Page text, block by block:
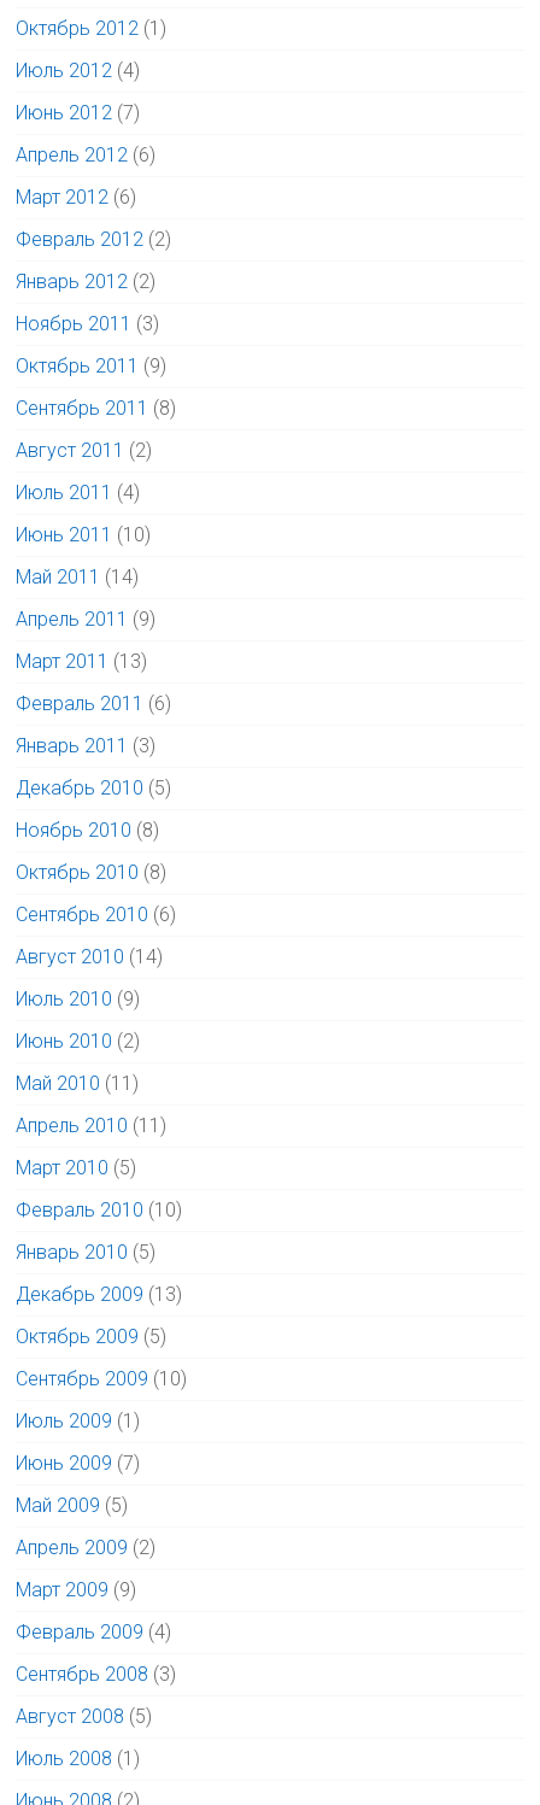
Октябрь 2012 (1)
Июль 2012 (4)
Июнь 2012 (7)
Апрель 2012 (6)
Март 2012 (6)
Февраль 2012 (2)
Январь 2012 (2)
Ноябрь 2011 (3)
Октябрь 2011 (9)
Сентябрь 2011 (8)
Август 2011 (2)
Июль 2011 (4)
Июнь 2011 (10)
Май 2011 (14)
Апрель 2011 (9)
Март 2011 (13)
Февраль 2011 (6)
Январь 2011 (3)
Декабрь 2010 (5)
Ноябрь 2010 (8)
Октябрь 2010 (8)
Сентябрь 2010 (6)
Август 2010 (14)
Июль 2010 (9)
Июнь 2010 (2)
Май 2010 (11)
Апрель 2010 (11)
Март 2010 (5)
Февраль 2010 (10)
Январь 2010 (5)
Декабрь 2009 (13)
Октябрь 2009 (5)
Сентябрь 2009 (10)
Июль 2009 (1)
Июнь 2009 (7)
Май 2009 (5)
Апрель 2009 (2)
Март 2009 (9)
Февраль 2009 (4)
Сентябрь 2008 (3)
Август 2008 (5)
Июль 2008 (1)